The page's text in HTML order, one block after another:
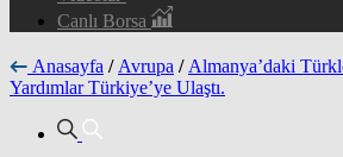
Canlı Borsa
Anasayfa / Avrupa / Almanya’daki
Yardımlar Türkiye’ye Ulaştı.